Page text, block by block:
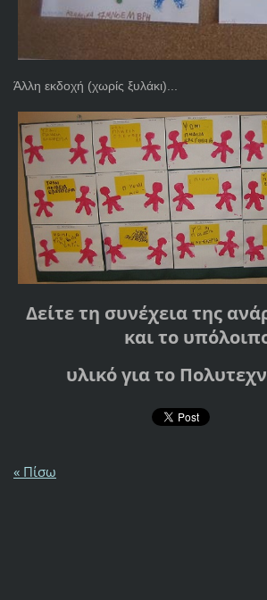
Άλλη εκδοχή (χωρίς ξυλάκι)...
Δείτε τη συνέχεια της
και το
υλικό για το
« Πίσω